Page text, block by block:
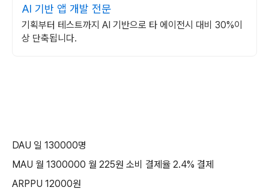
AI 기반 앱 개발 전문
기획부터 테스트까지 AI 기반으로 타 에이전시 대비 30%이
상 단축됩니다.
DAU 일 130000명
MAU 월 1300000 월 225원 소비 결제율 2.4% 결제
ARPPU 12000원